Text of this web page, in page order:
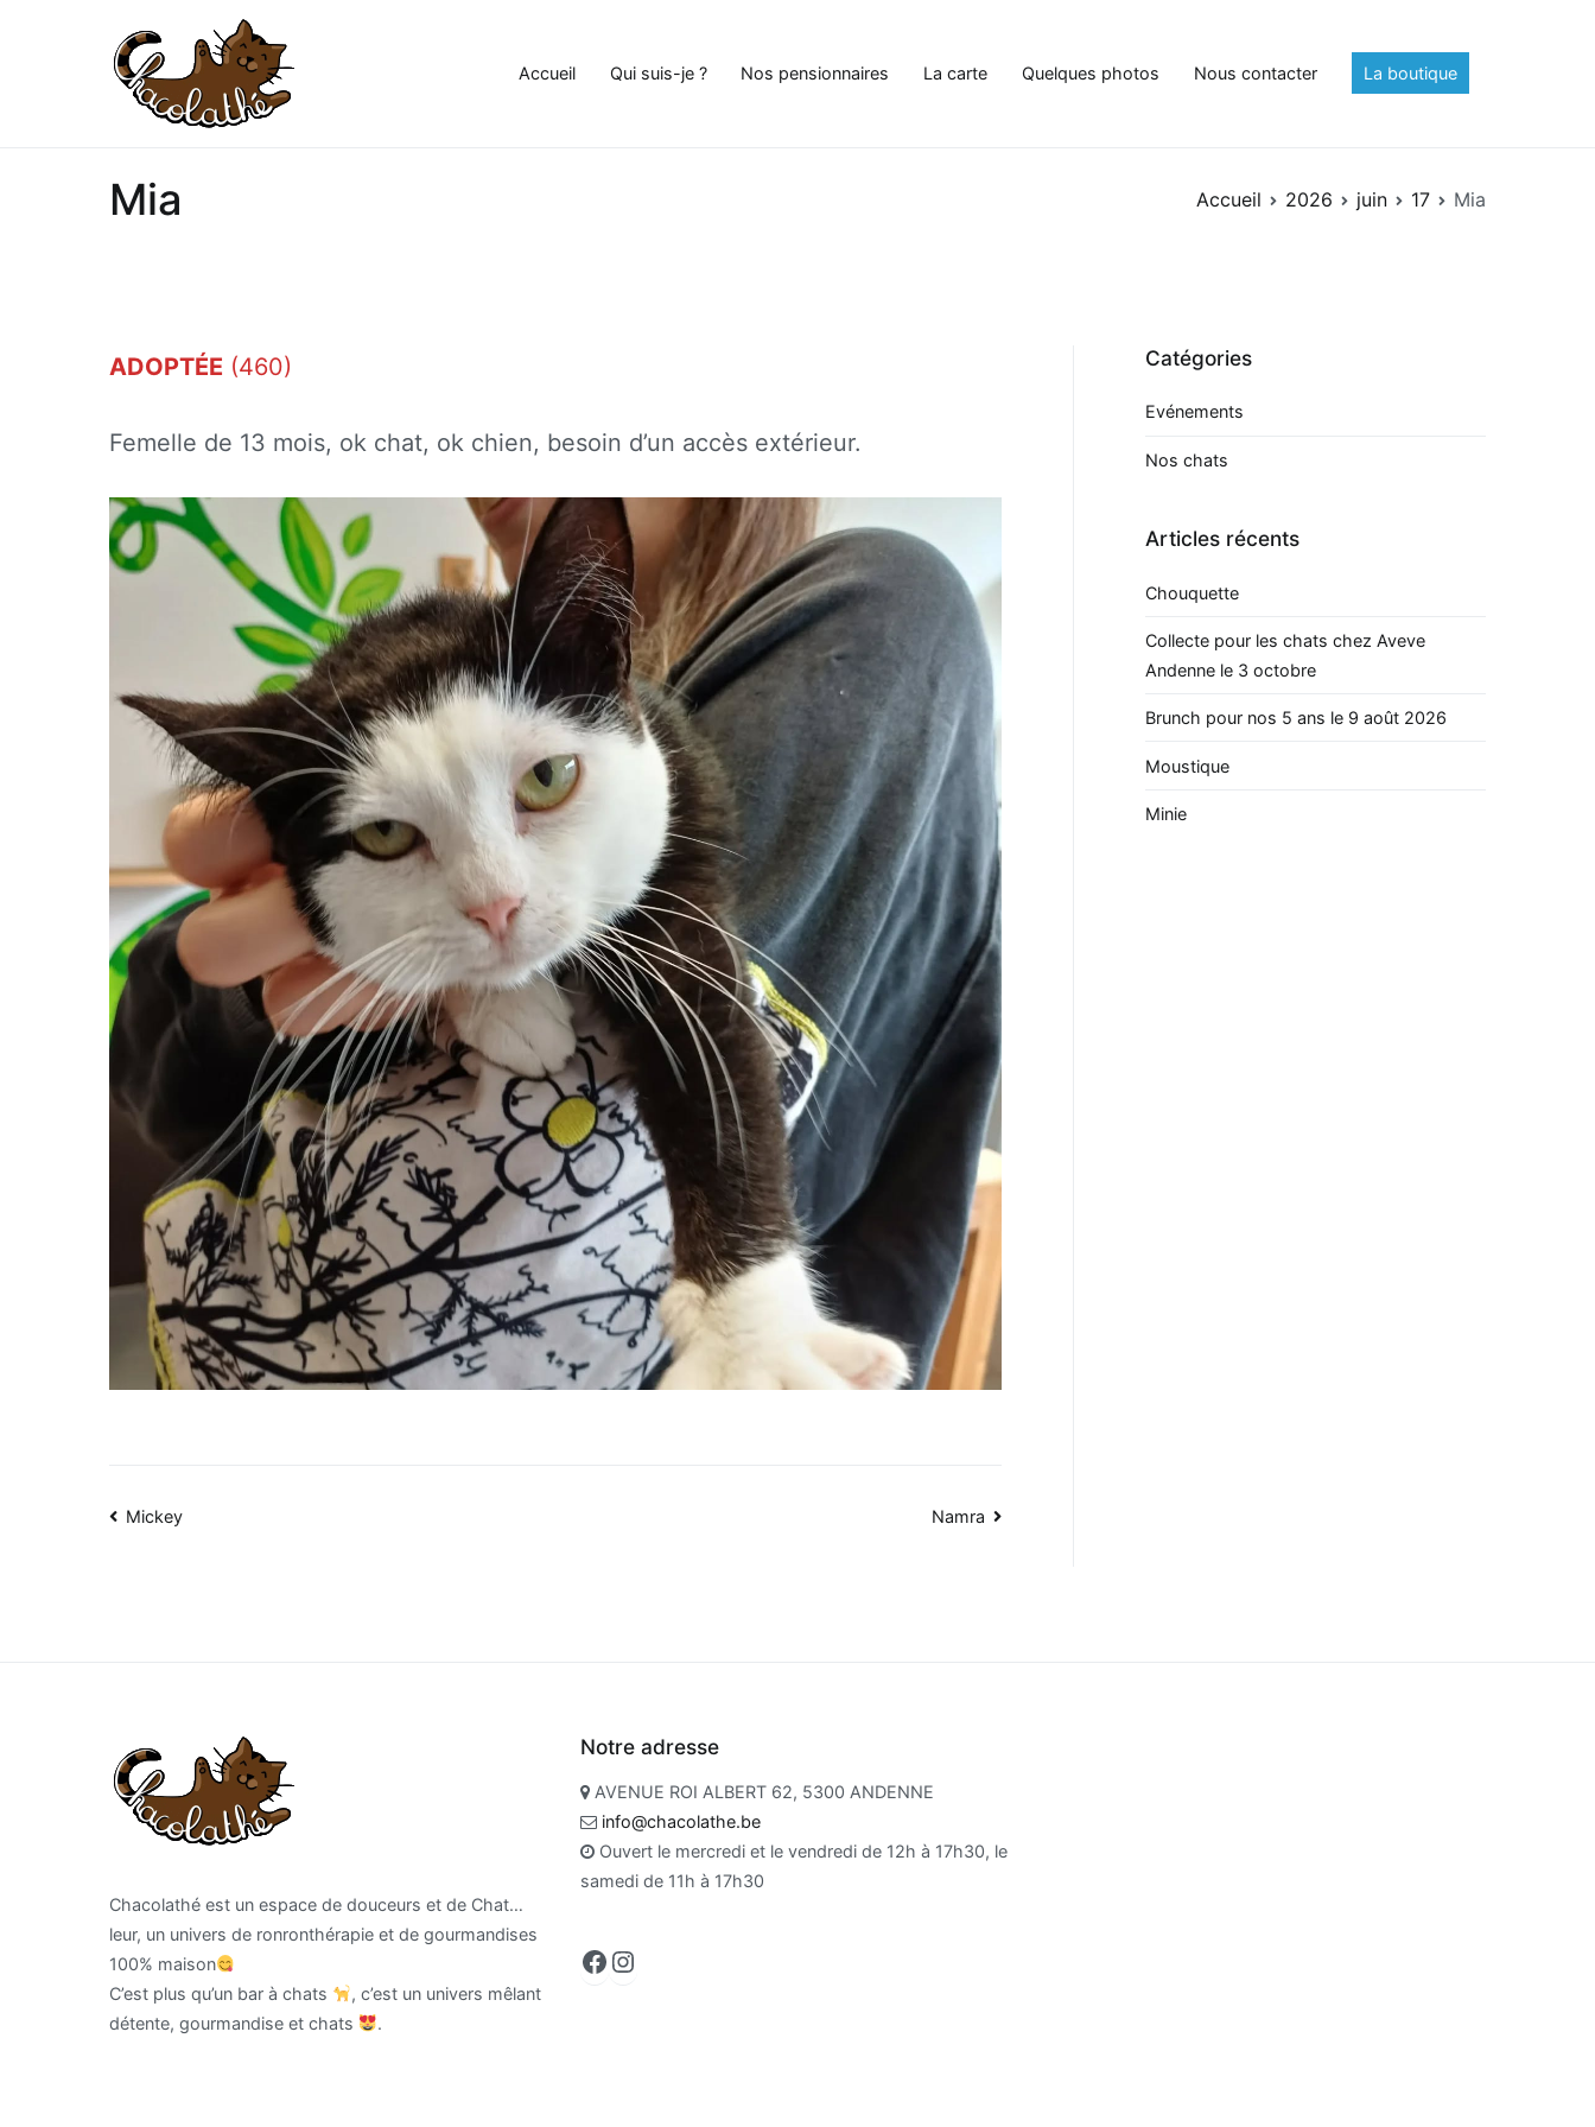
Accueil Qui suis-je ? Nos pensionnaires La carte Quelques photos Nous contacter La boutique
Mia Accueil 2026 juin 17 Mia
ADOPTÉE (460)
Femelle de 13 mois, ok chat, ok chien, besoin d’un accès extérieur.
Navigation
Mickey Namra
Catégories
Evénements
Nos chats
Articles récents
Chouquette
Collecte pour les chats chez Aveve
Andenne le 3 octobre
Brunch pour nos 5 ans le 9 août 2026
Moustique
Minie
Chacolathé est un espace de douceurs et de Chat…
leur, un univers de ronronthérapie et de gourmandises
100% maison
C’est plus qu’un bar à chats
, c’est un univers mêlant
détente, gourmandise et chats
.
Notre adresse
AVENUE ROI ALBERT 62, 5300 ANDENNE
info@chacolathe.be
Ouvert le mercredi et le vendredi de 12h à 17h30, le
samedi de 11h à 17h30
Facebook